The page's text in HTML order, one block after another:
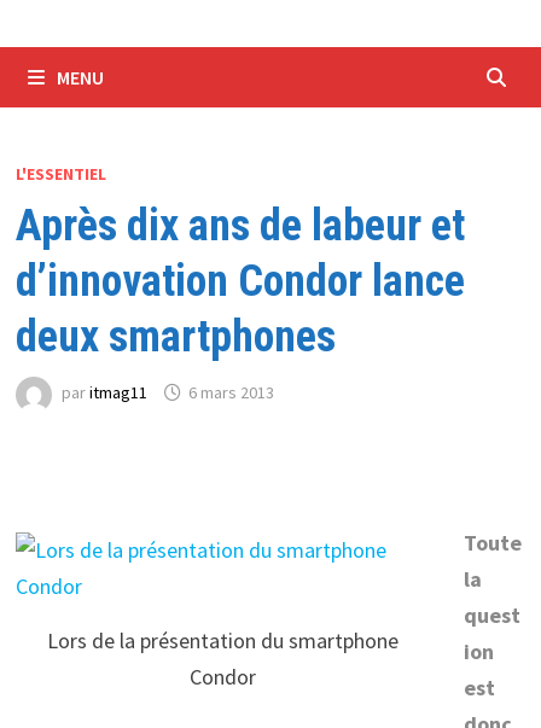
MENU
L'ESSENTIEL
Après dix ans de labeur et
d’innovation Condor lance
deux smartphones
paritmag11 6 mars 2013
Lors de la présentation du smartphone
Condor
Toute
la
quest
ion
est